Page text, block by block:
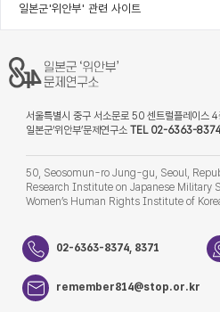
일본군'위안부' 관련 사이트
서울특별시 중구 서소문로 50 센트럴플레이스
일본군‘위안부’문제연구소 TEL 02-6363-
50, Seosomun-ro Jung-gu, Seoul,
Research Institute on Japanese Military
Women’s Human Rights Institute of
02-6363-8374, 8371
remember814@stop.or.kr